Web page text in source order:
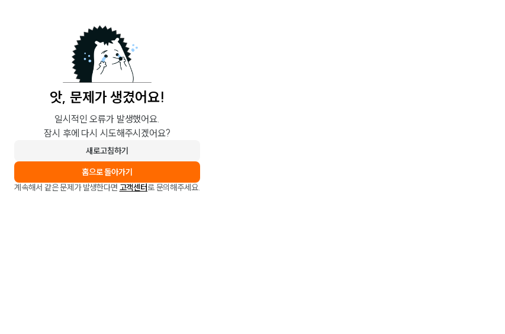
앗, 문제가 생겼어요!
일시적인 오류가 발생했어요.
잠시 후에 다시 시도해주시겠어요?
새로고침하기
홈으로 돌아가기
계속해서 같은 문제가 발생한다면 고객센터로 문의해주세요.